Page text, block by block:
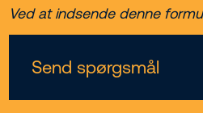
Ved at indsende denne
Send spørgsmål